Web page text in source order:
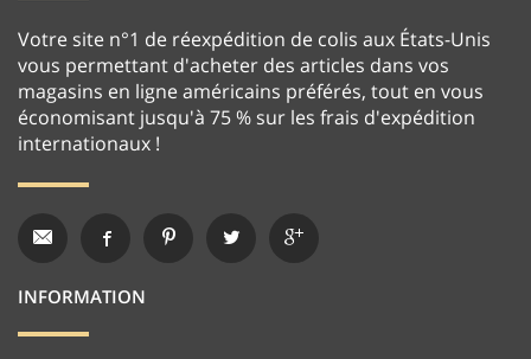
Votre site n°1 de réexpédition de colis aux États-Unis
vous permettant d'acheter des articles dans vos
magasins en ligne américains préférés, tout en vous
économisant jusqu'à 75 % sur les frais d'expédition
internationaux !
INFORMATION